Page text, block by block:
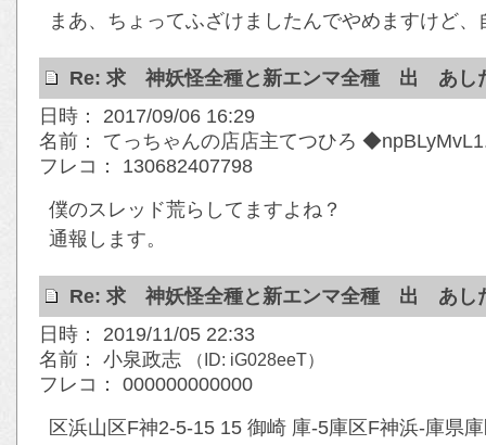
まあ、ちょってふざけましたんでやめますけど
Re: 求 神妖怪全種と新エンマ全種 出 あし
日時： 2017/09/06 16:29
名前： てっちゃんの店店主てつひろ
フレコ： 130682407798
僕のスレッド荒らしてますよね？
通報します。
Re: 求 神妖怪全種と新エンマ全種 出 あし
日時： 2019/11/05 22:33
名前： 小泉政志
（ID: iG028eeT）
フレコ： 000000000000
区浜山区F神2-5-15 15 御崎 庫-5庫区F神浜-庫県